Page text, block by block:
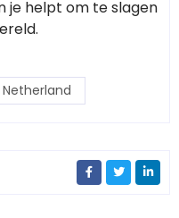
je helpt om te slagen
Netherland